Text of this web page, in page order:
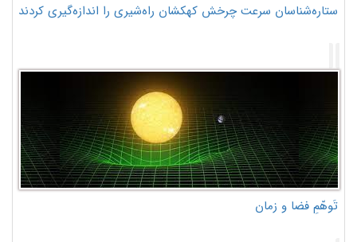
ستاره‌شناسان سرعت چرخش کهکشان راه‌شیری را اندازه‌گیری کردند
تَوهّمِ فضا و زمان